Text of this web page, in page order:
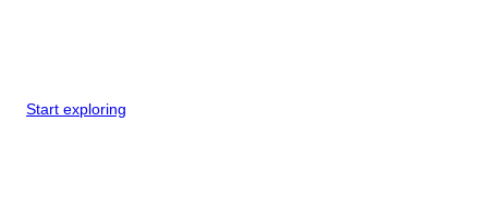
Start exploring